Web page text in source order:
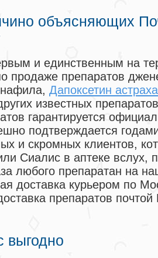
объясняющих
и единственным на
продаже препаратов
, Дапоксетин
известных препаратов
гарантируется
подтверждается
и скромных клиентов,
Сиалис в аптеке вслух,
любого препаратан на
доставка курьером по
препаратов
выгодно